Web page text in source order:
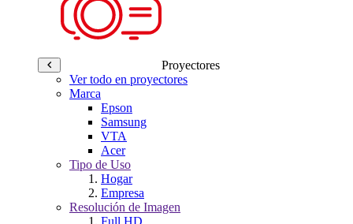
Proyectores
Ver todo en proyectores
Marca
Epson
Samsung
VTA
Acer
Tipo de Uso
Hogar
Empresa
Resolución de Imagen
Full HD